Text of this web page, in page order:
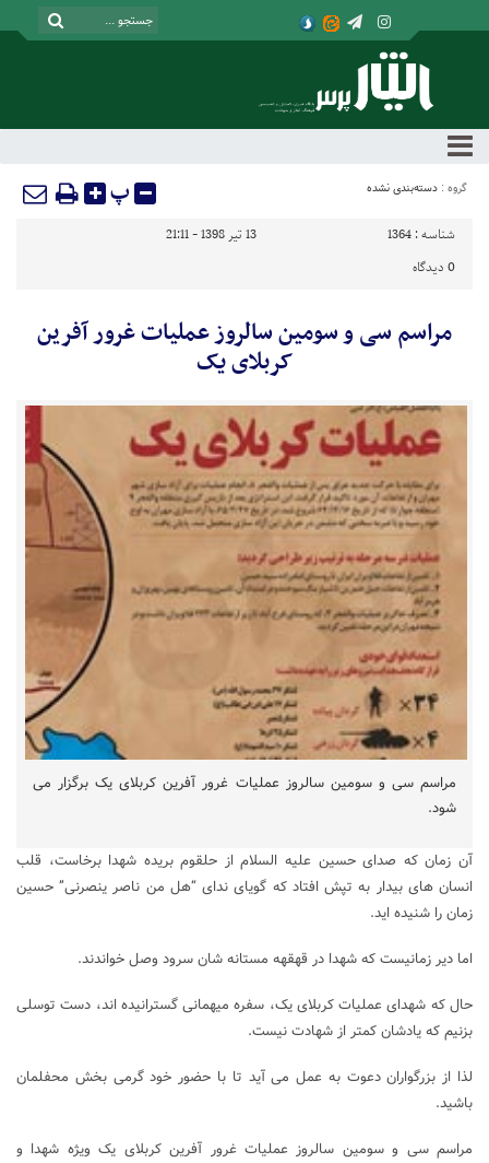
گروه : دسته‌بندی نشده پ
شناسه : 1364
13 تیر 1398 - 21:11
0 دیدگاه
مراسم سی و سومین سالروز عملیات غرور آفرین
کربلای یک
مراسم سی و سومین سالروز عملیات غرور آفرین کربلای یک برگزار می
شود.
آن زمان که صدای حسین علیه السلام از حلقوم بریده شهدا برخاست، قلب
انسان های بیدار به تپش افتاد که گویای ندای “هل من ناصر ینصرنی” حسین
زمان را شنیده اید.
اما دیر زمانیست که شهدا در قهقهه مستانه شان سرود وصل خواندند.
حال که شهدای عملیات کربلای یک، سفره میهمانی گسترانیده اند، دست توسلی
بزنیم که یادشان کمتر از شهادت نیست.
لذا از بزرگواران دعوت به عمل می آید تا با حضور خود گرمی بخش محفلمان
باشید.
مراسم سی و سومین سالروز عملیات غرور آفرین کربلای یک ویژه شهدا و